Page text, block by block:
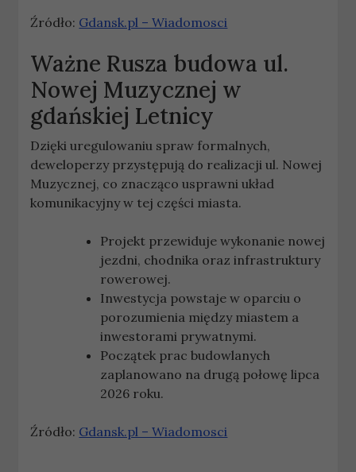
Źródło: Gdansk.pl – Wiadomosci
Ważne Rusza budowa ul.
Nowej Muzycznej w
gdańskiej Letnicy
Dzięki uregulowaniu spraw formalnych,
deweloperzy przystępują do realizacji ul. Nowej
Muzycznej, co znacząco usprawni układ
komunikacyjny w tej części miasta.
Projekt przewiduje wykonanie nowej
jezdni, chodnika oraz infrastruktury
rowerowej.
Inwestycja powstaje w oparciu o
porozumienia między miastem a
inwestorami prywatnymi.
Początek prac budowlanych
zaplanowano na drugą połowę lipca
2026 roku.
Źródło: Gdansk.pl – Wiadomosci